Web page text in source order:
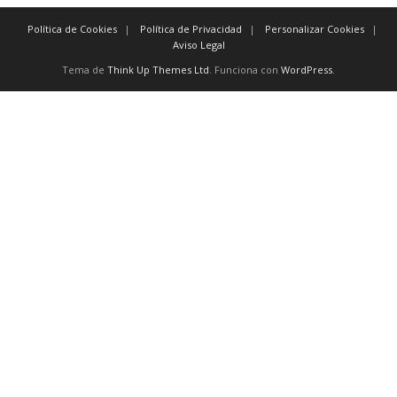
Política de Cookies Política de Privacidad
Personalizar Cookies
Aviso Legal
Tema de Think Up Themes Ltd. Funciona con WordPress.